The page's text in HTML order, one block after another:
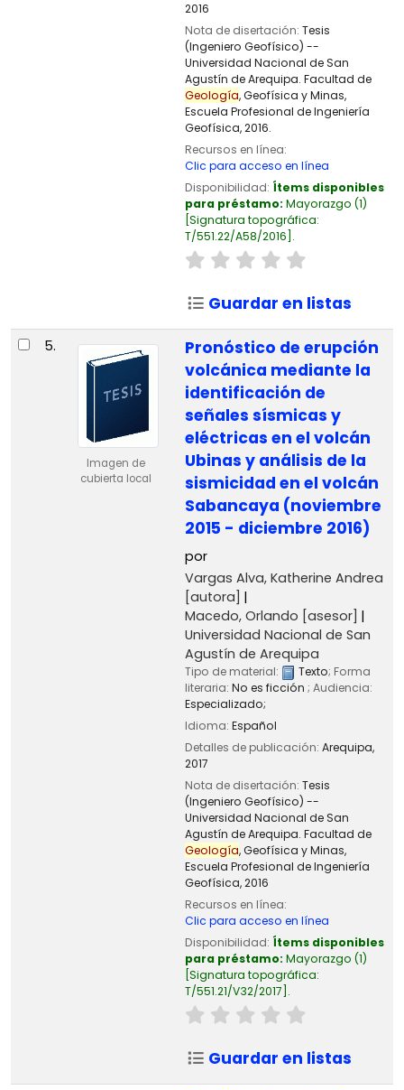
2016
Nota de disertación: Tesis
(Ingeniero Geofísico) --
Universidad Nacional de San
Agustín de Arequipa. Facultad de
Geología, Geofísica y Minas,
Escuela Profesional de Ingeniería
Geofísica, 2016.
Recursos en línea:
Clic para acceso en línea
Disponibilidad: Ítems disponibles
para préstamo: Mayorazgo (1)
Signatura topográfica:
T/551.22/A58/2016 .
Guardar en listas
5.
Imagen de
cubierta local
Pronóstico de erupción
volcánica mediante la
identificación de
señales sísmicas y
eléctricas en el volcán
Ubinas y análisis de la
sismicidad en el volcán
Sabancaya (noviembre
2015 - diciembre 2016)
por
Vargas Alva, Katherine Andrea
[autora]
Macedo, Orlando [asesor]
Universidad Nacional de San
Agustín de Arequipa
Tipo de material: Texto; Forma
literaria: No es ficción ; Audiencia:
Especializado;
Idioma: Español
Detalles de publicación: Arequipa,
2017
Nota de disertación: Tesis
(Ingeniero Geofísico) --
Universidad Nacional de San
Agustín de Arequipa. Facultad de
Geología, Geofísica y Minas,
Escuela Profesional de Ingeniería
Geofísica, 2016
Recursos en línea:
Clic para acceso en línea
Disponibilidad: Ítems disponibles
para préstamo: Mayorazgo (1)
Signatura topográfica:
T/551.21/V32/2017 .
Guardar en listas